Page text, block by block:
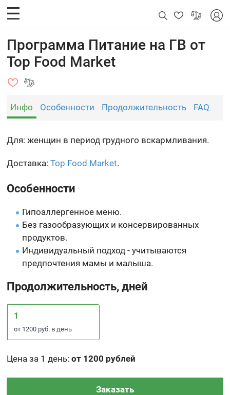
Программа Питание на ГВ от
Top Food Market
Инфо Особенности Продолжительность FAQ
Для: женщин в период грудного вскармливания.
Доставка:Top Food Market.
Особенности
Гипоаллергенное меню.
Без газообразующих и консервированных
продуктов.
Индивидуальный подход - учитываются
предпочтения мамы и малыша.
Продолжительность, дней
1
от 1200 руб. в день
Цена за 1 день:от 1200 рублей
Заказать